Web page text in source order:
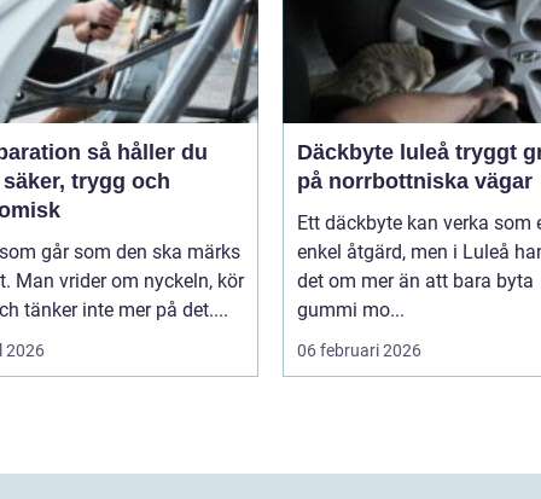
så håller du
trygg och
går som den ska märks
Man vrider om nyckeln, kör
tänker inte mer på det....
2026
Däckbyte luleå tryggt grepp
på norrbottniska vägar
Ett däckbyte kan verka som
enkel åtgärd, men i Luleå
det om mer än att bara byta
gummi mo...
06 februari 2026